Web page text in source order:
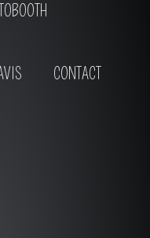
CONTACT